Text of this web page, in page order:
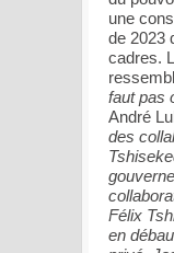
une
de 2023
cadres.
faut pas
André
des
Félix
en